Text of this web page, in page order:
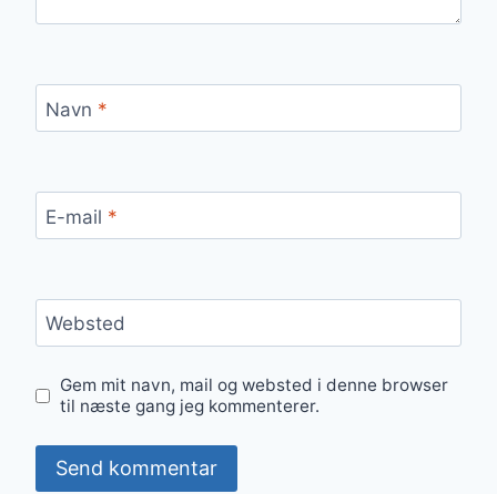
Navn *
E-mail *
Websted
Gem mit navn, mail og websted i denne browser
til næste gang jeg kommenterer.